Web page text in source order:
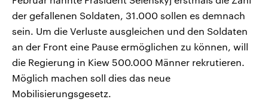
der gefallenen Soldaten, 31.000 sollen es demnach
sein. Um die Verluste ausgleichen und den Soldaten
an der Front eine Pause ermöglichen zu können, will
die Regierung in Kiew 500.000 Männer rekrutieren.
Möglich machen soll dies das neue
Mobilisierungsgesetz.